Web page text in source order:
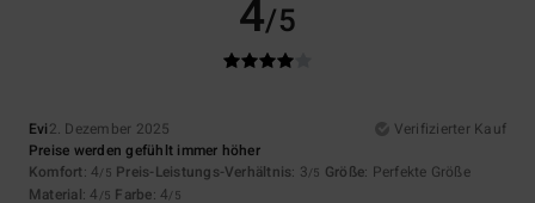
4/5
Evi2. Dezember 2025
Verifizierter Kauf
Preise werden gefühlt immer höher
Komfort: 4/5 Preis-Leistungs-Verhältnis: 3/5 Größe: Perfekte Größe
Material: 4 /5 Farbe: 4/5